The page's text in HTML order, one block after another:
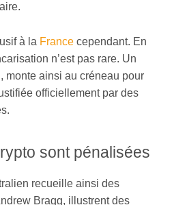
à la France cependant. En
n’est pas rare. Un
, monte ainsi au créneau pour
officiellement par des
sont pénalisées
recueille ainsi des
Bragg, illustrent des